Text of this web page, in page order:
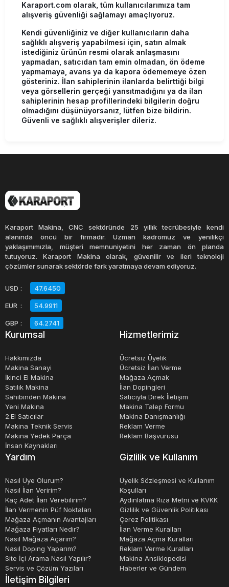
Karaport.com olarak, tüm kullanıcılarımıza tam
alışveriş güvenliği sağlamayı amaçlıyoruz.
Kendi güvenliğiniz ve diğer kullanıcıların daha
sağlıklı alışveriş yapabilmesi için, satın almak
istediğiniz ürünün resmi olarak anlaşmasını
yapmadan, satıcıdan tam emin olmadan, ön ödeme
yapmamaya, avans ya da kapora ödememeye özen
gösteriniz. İlan sahiplerinin ilanlarda belirttiği bilgi
veya görsellerin gerçeği yansıtmadığını ya da ilan
sahiplerinin hesap profillerindeki bilgilerin doğru
olmadığını düşünüyorsanız, lütfen bize bildirin.
Güvenli ve sağlıklı alışverişler dileriz.
Karaport Makina, CNC sektöründe 25 yıllık tecrübesiyle kendi
alanında öncü bir firmadır. Uzman kadromuz ve yenilikçi
yaklaşımımızla, müşteri memnuniyetini her zaman ön planda
tutuyoruz. Karaport Makina olarak, güvenilir ve ileri teknoloji
çözümler sunarak sektörde fark yaratmaya devam ediyoruz.
USD : 47.6450
EUR : 54.9911
GBP : 64.2741
Kurumsal
Hakkımızda
Makina Sanayi
İkinci El Makina
Satılık Makina
Sahibinden Makina
Yeni Makina
2.El Satıcılar
Makina Teknik Servis
Makina Yedek Parça
İnsan Kaynakları
Hizmetlerimiz
Ücretsiz Üyelik
Ücretsiz İlan Verme
Mağaza Açmak
İlan Dopingleri
Satıcıyla Direk İletişim
Makina Talep Formu
Makina Danışmanlığı
Reklam Verme
Reklam Başvurusu
Yardım
Nasıl Üye Olurum?
Nasıl İlan Veririm?
Kaç Adet İlan Verebilirim?
İlan Vermenin Püf Noktaları
Mağaza Açmanın Avantajları
Mağaza Fiyatları Nedir?
Nasıl Mağaza Açarım?
Nasıl Doping Yaparım?
Site İçi Arama Nasıl Yapılır?
Servis ve Çözüm Yazıları
Gizlilik ve Kullanım
Üyelik Sözleşmesi ve Kullanım
Koşulları
Aydınlatma Rıza Metni ve KVKK
Gizlilik ve Güvenlik Politikası
Çerez Politikası
İlan Verme Kuralları
Mağaza Açma Kuralları
Reklam Verme Kuralları
Makina Ansiklopedisi
Haberler ve Gündem
İletişim Bilgileri